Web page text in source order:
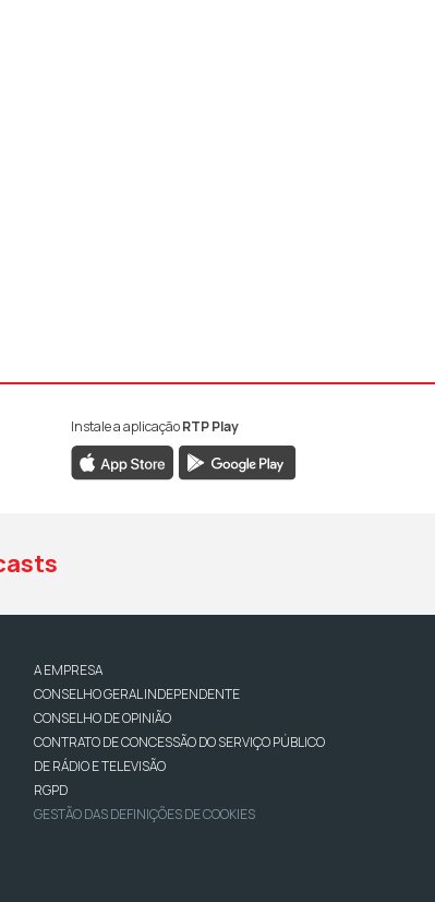
da RTP Antena 1
da RTP Antena 1
da RTP Antena 1
Instale a aplicaçãoRTP Play
A EMPRESA
CONSELHO GERAL INDEPENDENTE
CONSELHO DE OPINIÃO
CONTRATO DE CONCESSÃO DO SERVIÇO PÚBLICO
DE RÁDIO E TELEVISÃO
RGPD
GESTÃO DAS DEFINIÇÕES DE COOKIES